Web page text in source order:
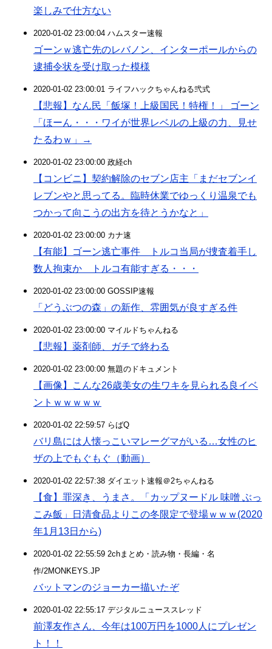
楽しみで仕方ない
2020-01-02 23:00:04 ハムスター速報
ゴーンｗ逃亡先のレバノン、インターポールからの
逮捕令状を受け取った模様
2020-01-02 23:00:01 ライフハックちゃんねる弐式
【悲報】なん民「飯塚！上級国民！特権！」 ゴーン
「ほーん・・・ワイが世界レベルの上級の力、見せ
たるわｗ」→
2020-01-02 23:00:00 政経ch
【コンビニ】契約解除のセブン店主「まだセブンイ
レブンやと思ってる。臨時休業でゆっくり温泉でも
つかって向こうの出方を待とうかなと」
2020-01-02 23:00:00 カナ速
【有能】ゴーン逃亡事件 トルコ当局が捜査着手し
数人拘束か トルコ有能すぎる・・・
2020-01-02 23:00:00 GOSSIP速報
「どうぶつの森」の新作、雰囲気が良すぎる件
2020-01-02 23:00:00 マイルドちゃんねる
【悲報】薬剤師、ガチで終わる
2020-01-02 23:00:00 無題のドキュメント
【画像】こんな26歳美女の生ワキを見られる良イベ
ントｗｗｗｗｗ
2020-01-02 22:59:57 らばQ
バリ島には人懐っこいマレーグマがいる…女性のヒ
ザの上でもぐもぐ（動画）
2020-01-02 22:57:38 ダイエット速報＠2ちゃんねる
【食】罪深き、うまさ。「カップヌードル 味噌 ぶっ
こみ飯」日清食品よりこの冬限定で登場ｗｗｗ(2020
年1月13日から)
2020-01-02 22:55:59 2chまとめ・読み物・長編・名
作/2MONKEYS.JP
バットマンのジョーカー描いたぞ
2020-01-02 22:55:17 デジタルニューススレッド
前澤友作さん、今年は100万円を1000人にプレゼン
ト！！